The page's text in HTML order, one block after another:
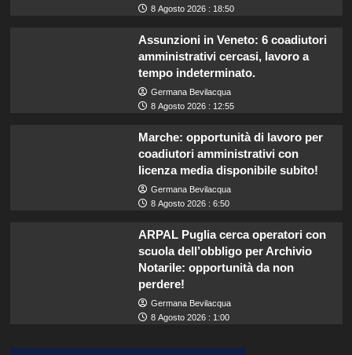
8 Agosto 2026 : 18:50
Assunzioni in Veneto: 6 coadiutori
amministrativi cercasi, lavoro a
tempo indeterminato.
Germana Bevilacqua
8 Agosto 2026 : 12:55
Marche: opportunità di lavoro per
coadiutori amministrativi con
licenza media disponibile subito!
Germana Bevilacqua
8 Agosto 2026 : 6:50
ARPAL Puglia cerca operatori con
scuola dell’obbligo per Archivio
Notarile: opportunità da non
perdere!
Germana Bevilacqua
8 Agosto 2026 : 1:00